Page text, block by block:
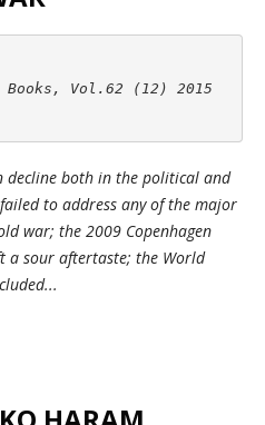
Books, Vol.62 (12) 2015
both in the political and
to address any of the major
war; the 2009 Copenhagen
a sour aftertaste; the World